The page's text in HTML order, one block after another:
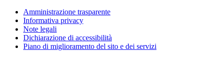
Amministrazione trasparente
Informativa privacy
Note legali
Dichiarazione di accessibilità
Piano di miglioramento del sito e dei servizi